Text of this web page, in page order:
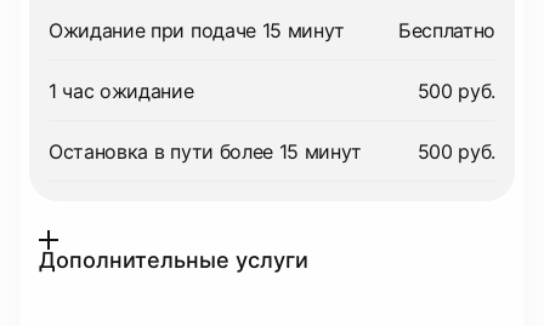
Ожидание при подаче 15 минут Бесплатно
1 час ожидание 500 руб.
Остановка в пути более 15 минут 500 руб.
Дополнительные услуги